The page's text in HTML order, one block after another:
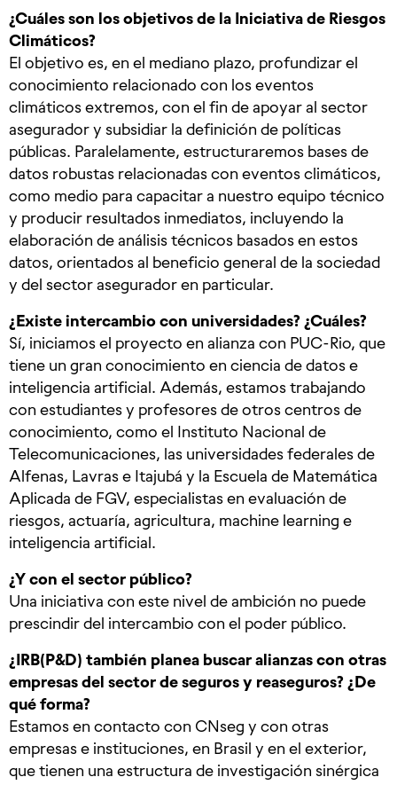
¿Cuáles son los objetivos de la Iniciativa de Riesgos
Climáticos?
El objetivo es, en el mediano plazo, profundizar el
conocimiento relacionado con los eventos
climáticos extremos, con el fin de apoyar al sector
asegurador y subsidiar la definición de políticas
públicas. Paralelamente, estructuraremos bases de
datos robustas relacionadas con eventos climáticos,
como medio para capacitar a nuestro equipo técnico
y producir resultados inmediatos, incluyendo la
elaboración de análisis técnicos basados en estos
datos, orientados al beneficio general de la sociedad
y del sector asegurador en particular.
¿Existe intercambio con universidades? ¿Cuáles?
Sí, iniciamos el proyecto en alianza con PUC-Rio, que
tiene un gran conocimiento en ciencia de datos e
inteligencia artificial. Además, estamos trabajando
con estudiantes y profesores de otros centros de
conocimiento, como el Instituto Nacional de
Telecomunicaciones, las universidades federales de
Alfenas, Lavras e Itajubá y la Escuela de Matemática
Aplicada de FGV, especialistas en evaluación de
riesgos, actuaría, agricultura, machine learning e
inteligencia artificial.
¿Y con el sector público?
Una iniciativa con este nivel de ambición no puede
prescindir del intercambio con el poder público.
¿IRB(P&D) también planea buscar alianzas con otras
empresas del sector de seguros y reaseguros? ¿De
qué forma?
Estamos en contacto con CNseg y con otras
empresas e instituciones, en Brasil y en el exterior,
que tienen una estructura de investigación sinérgica